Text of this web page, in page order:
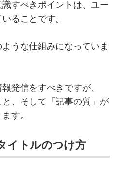
すべきポイントは、ユー
ることです。
うな仕組みになっていま
発信をすべきですが、
と、そして「記事の質」が
す。
イトルのつけ方